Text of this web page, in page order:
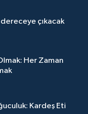
dereceye çıkacak
Her Zaman
Kardeş Eti